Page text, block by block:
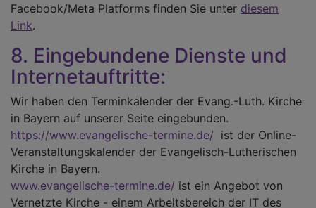
Facebook/Meta Platforms finden Sie unter diesem
Link.
8. Eingebundene Dienste und
Internetauftritte:
Wir haben den Terminkalender der Evang.-Luth. Kirche
in Bayern auf unserer Seite eingebunden.
https://www.evangelische-termine.de/ ist der Online-
Veranstaltungskalender der Evangelisch-Lutherischen
Kirche in Bayern.
www.evangelische-termine.de/ ist ein Angebot von
Vernetzte Kirche - einem Arbeitsbereich der IT des